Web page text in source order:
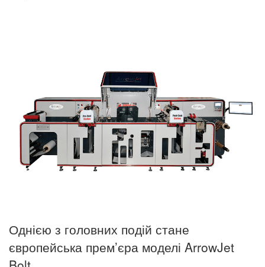
Однією з головних подій стане
європейська прем’єра моделі ArrowJet